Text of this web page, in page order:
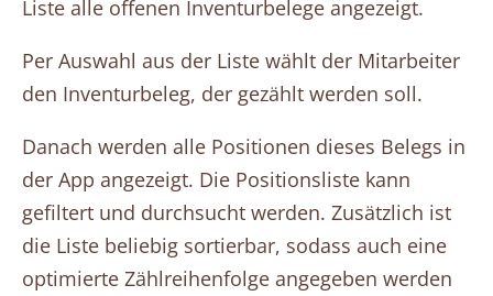
Liste alle offenen Inventurbelege angezeigt.
Per Auswahl aus der Liste wählt der Mitarbeiter
den Inventurbeleg, der gezählt werden soll.
Danach werden alle Positionen dieses Belegs in
der App angezeigt. Die Positionsliste kann
gefiltert und durchsucht werden. Zusätzlich ist
die Liste beliebig sortierbar, sodass auch eine
optimierte Zählreihenfolge angegeben werden